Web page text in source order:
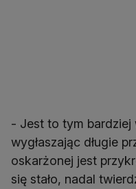
- Jest to tym bardziej
wygłaszając długie
oskarżonej jest
się stało, nadal